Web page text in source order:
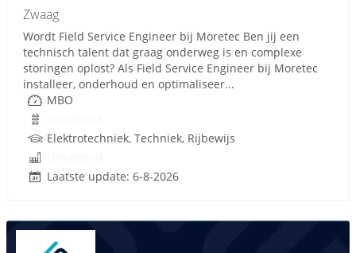
Zwaag
Wordt Field Service Engineer bij Moretec Ben jij een
technisch talent dat graag onderweg is en complexe
storingen oplost? Als Field Service Engineer bij Moretec
installeer, onderhoud en optimaliseer...
MBO
Elektrotechniek, Techniek, Rijbewijs
Laatste update: 6-8-2026